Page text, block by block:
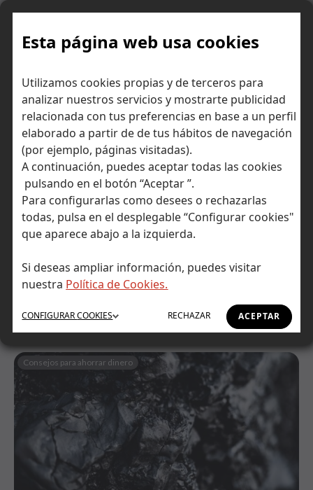
Esta página web usa cookies
Utilizamos cookies propias y de terceros para
analizar nuestros servicios y mostrarte publicidad
relacionada con tus preferencias en base a un perfil
elaborado a partir de de tus hábitos de navegación
(por ejemplo, páginas visitadas).
A continuación, puedes aceptar todas las cookies
pulsando en el botón “Aceptar ”.
Para configurarlas como desees o rechazarlas
todas, pulsa en el desplegable “Configurar cookies"
que aparece abajo a la izquierda.
Si deseas ampliar información, puedes visitar
nuestra Política de Cookies.
ACEPTAR
RECHAZAR
CONFIGURARCOOKIES
Skip
Ir a Self Bank »
El Blog de Self
Bank
cambio climático
Consejos para ahorrar dinero